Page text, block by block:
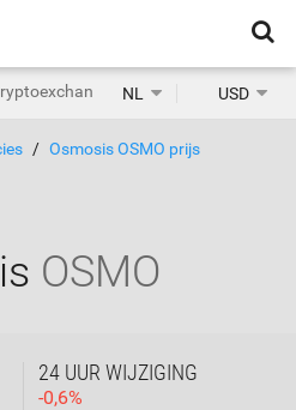
1.468
NL USD
Osmosis OSMO prijs
OSMO
24 UUR WIJZIGING
-0,6%